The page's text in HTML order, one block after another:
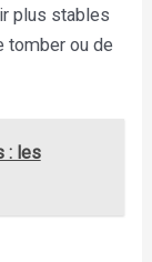
plus stables
tomber ou de
: les